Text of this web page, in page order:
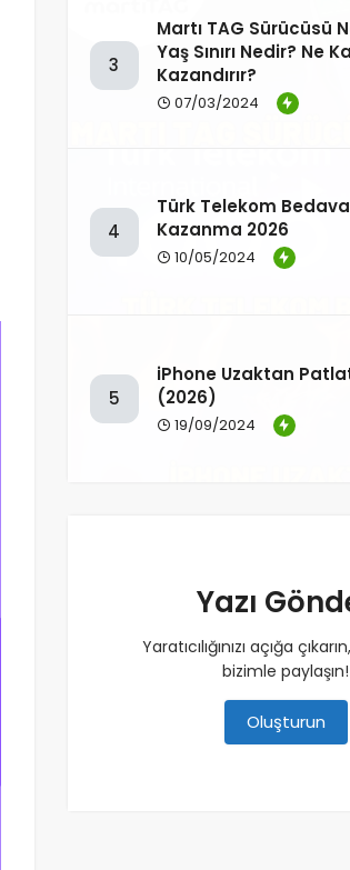
3
Martı TAG Sürücüsü
Yaş Sınırı Nedir? Ne
Kazandırır?
07/03/2024
4
Türk Telekom
Kazanma 2026
10/05/2024
5
iPhone Uzaktan
(2026)
19/09/2024
Yazı
Yaratıcılığınızı açığa
bizimle paylaşın!
Oluşturun